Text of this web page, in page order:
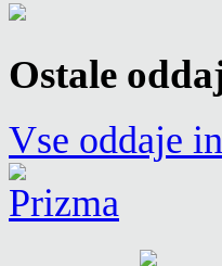
Ostale
Vse oddaje